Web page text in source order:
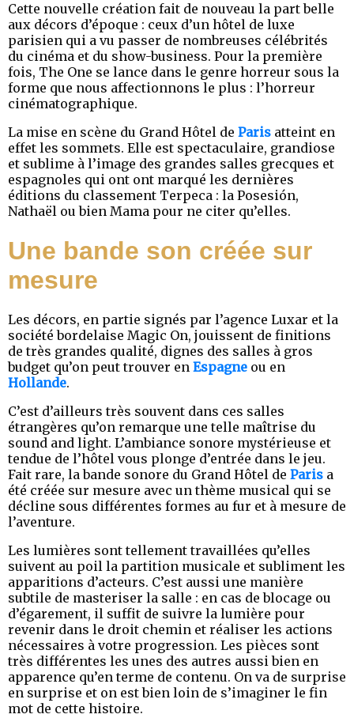
Cette nouvelle création fait de nouveau la part belle
aux décors d’époque : ceux d’un hôtel de luxe
parisien qui a vu passer de nombreuses célébrités
du cinéma et du show-business. Pour la première
fois, The One se lance dans le genre horreur sous la
forme que nous affectionnons le plus : l’horreur
cinématographique.
La mise en scène du Grand Hôtel de Paris atteint en
effet les sommets. Elle est spectaculaire, grandiose
et sublime à l’image des grandes salles grecques et
espagnoles qui ont ont marqué les dernières
éditions du classement Terpeca : la Posesión,
Nathaël ou bien Mama pour ne citer qu’elles.
Une bande son créée sur
mesure
Les décors, en partie signés par l’agence Luxar et la
société bordelaise Magic On, jouissent de finitions
de très grandes qualité, dignes des salles à gros
budget qu’on peut trouver en Espagne ou en
Hollande.
C’est d’ailleurs très souvent dans ces salles
étrangères qu’on remarque une telle maîtrise du
sound and light. L’ambiance sonore mystérieuse et
tendue de l’hôtel vous plonge d’entrée dans le jeu.
Fait rare, la bande sonore du Grand Hôtel de Paris a
été créée sur mesure avec un thème musical qui se
décline sous différentes formes au fur et à mesure de
l’aventure.
Les lumières sont tellement travaillées qu’elles
suivent au poil la partition musicale et subliment les
apparitions d’acteurs. C’est aussi une manière
subtile de masteriser la salle : en cas de blocage ou
d’égarement, il suffit de suivre la lumière pour
revenir dans le droit chemin et réaliser les actions
nécessaires à votre progression. Les pièces sont
très différentes les unes des autres aussi bien en
apparence qu’en terme de contenu. On va de surprise
en surprise et on est bien loin de s’imaginer le fin
mot de cette histoire.